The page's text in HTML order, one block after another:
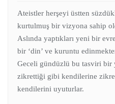
Ateistler herşeyi üstten
kurtulmuş bir vizyona sahip
Aslında yaptıkları yeni bir
bir ‘din’ ve kuruntu
Geceli gündüzlü bu tasviri bir
zikrettiği gibi kendilerine
kendilerini uyuturlar.